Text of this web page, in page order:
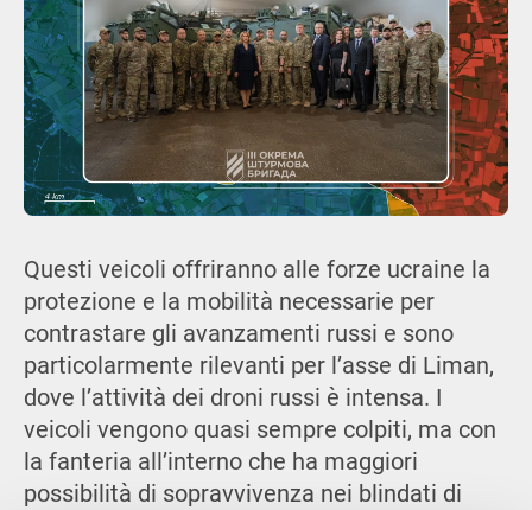
Questi veicoli offriranno alle forze ucraine la
protezione e la mobilità necessarie per
contrastare gli avanzamenti russi e sono
particolarmente rilevanti per l’asse di Liman,
dove l’attività dei droni russi è intensa. I
veicoli vengono quasi sempre colpiti, ma con
la fanteria all’interno che ha maggiori
possibilità di sopravvivenza nei blindati di